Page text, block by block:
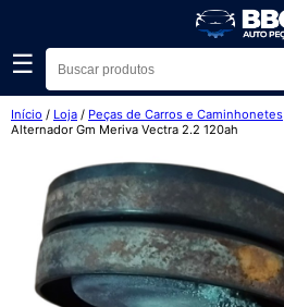
☰
Início / Loja / Peças de Carros e Caminhonetes
Alternador Gm Meriva Vectra 2.2 120ah